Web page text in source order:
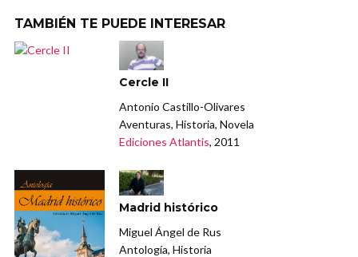
TAMBIÉN TE PUEDE INTERESAR
Cercle II
Antonio Castillo-Olivares
Aventuras, Historia, Novela
Ediciones Atlantis, 2011
Madrid histórico
Miguel Ángel de Rus
Antología, Historia